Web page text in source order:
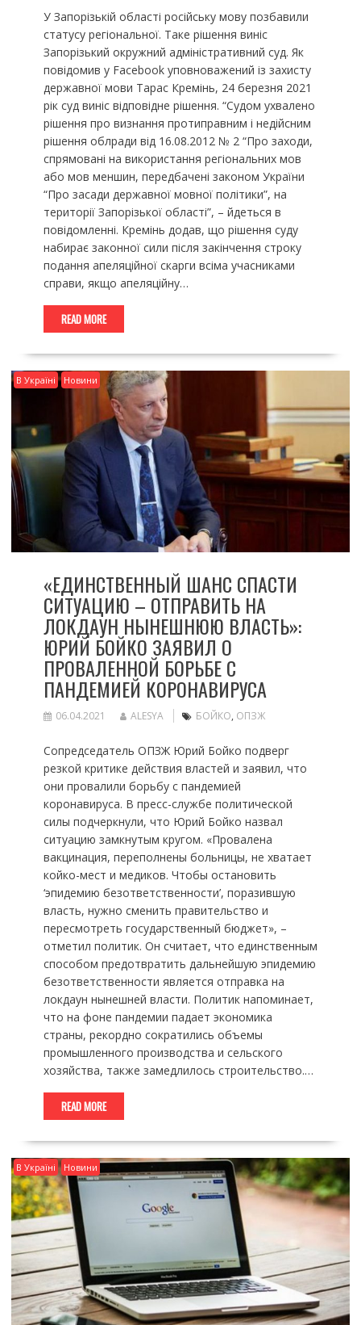
У Запорізькій області російську мову позбавили
статусу регіональної. Таке рішення виніс
Запорізький окружний адміністративний суд. Як
повідомив у Facebook уповноважений із захисту
державної мови Тарас Кремінь, 24 березня 2021
рік суд виніс відповідне рішення. “Судом ухвалено
рішення про визнання протиправним і недійсним
рішення облради від 16.08.2012 № 2 “Про заходи,
спрямовані на використання регіональних мов
або мов меншин, передбачені законом України
“Про засади державної мовної політики”, на
території Запорізької області”, – йдеться в
повідомленні. Кремінь додав, що рішення суду
набирає законної сили після закінчення строку
подання апеляційної скарги всіма учасниками
справи, якщо апеляційну…
READ MORE
В Україні Новини
«ЕДИНСТВЕННЫЙ ШАНС СПАСТИ
СИТУАЦИЮ – ОТПРАВИТЬ НА
ЛОКДАУН НЫНЕШНЮЮ ВЛАСТЬ»:
ЮРИЙ БОЙКО ЗАЯВИЛ О
ПРОВАЛЕННОЙ БОРЬБЕ С
ПАНДЕМИЕЙ КОРОНАВИРУСА
06.04.2021 ALESYA БОЙКО, ОПЗЖ
Сопредседатель ОПЗЖ Юрий Бойко подверг
резкой критике действия властей и заявил, что
они провалили борьбу с пандемией
коронавируса. В пресс-службе политической
силы подчеркнули, что Юрий Бойко назвал
ситуацию замкнутым кругом. «Провалена
вакцинация, переполнены больницы, не хватает
койко-мест и медиков. Чтобы остановить
‘эпидемию безответственности’, поразившую
власть, нужно сменить правительство и
пересмотреть государственный бюджет», –
отметил политик. Он считает, что единственным
способом предотвратить дальнейшую эпидемию
безответственности является отправка на
локдаун нынешней власти. Политик напоминает,
что на фоне пандемии падает экономика
страны, рекордно сократились объемы
промышленного производства и сельского
хозяйства, также замедлилось строительство.…
READ MORE
В Україні Новини